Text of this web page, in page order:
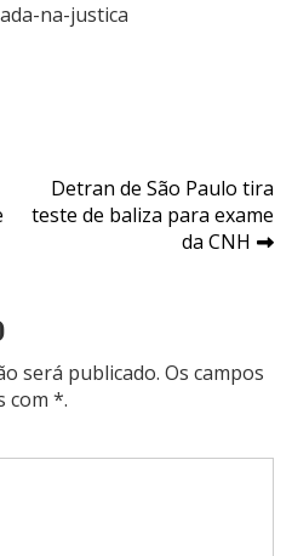
na-justica
Detran de São Paulo tira
teste de baliza para exame
da CNH
será publicado. Os campos
com *.